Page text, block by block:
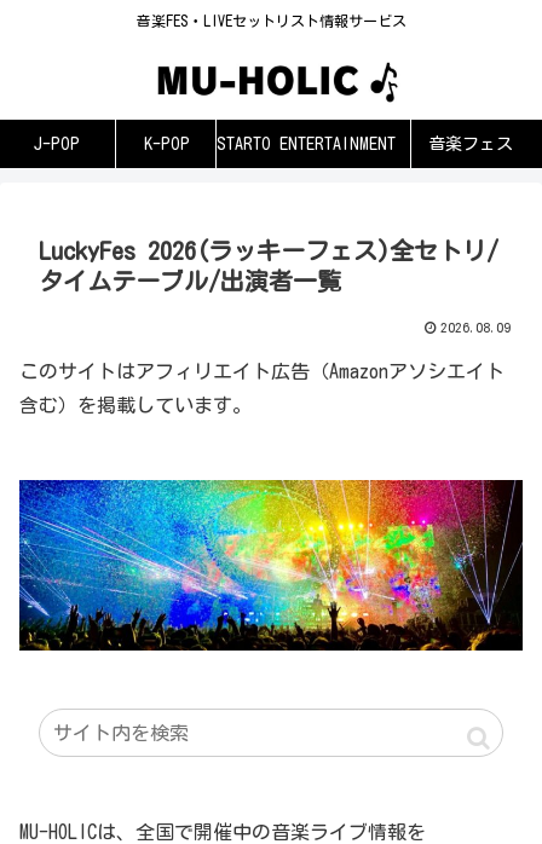
音楽FES・LIVEセットリスト情報サービス
J-POP K-POP STARTO ENTERTAINMENT 音楽フェス
LuckyFes 2026(ラッキーフェス)全セトリ/
タイムテーブル/出演者一覧
2026.08.09
このサイトはアフィリエイト広告（Amazonアソシエイト
含む）を掲載しています。
MU-HOLICは、全国で開催中の音楽ライブ情報を